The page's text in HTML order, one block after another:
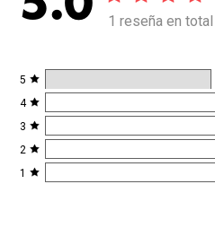
1 reseña en total
5
4
3
2
1